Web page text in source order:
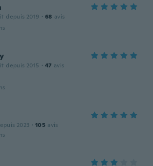
depuis 2019 · 68 avis
depuis 2015 · 47 avis
2023 · 105 avis